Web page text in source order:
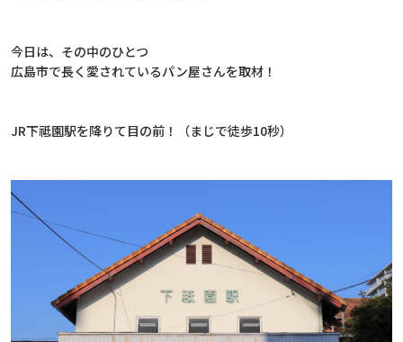
今日は、その中のひとつ
広島市で長く愛されているパン屋さんを取材！
JR下祗園駅を降りて目の前！（まじで徒歩10秒）